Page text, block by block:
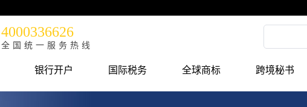
4000336626
全国统一服务热线
银行开户 国际税务 全球商标 跨境秘书